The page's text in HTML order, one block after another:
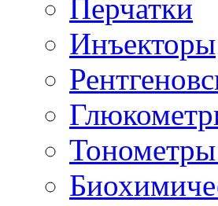
Перчатки
Инъекторы